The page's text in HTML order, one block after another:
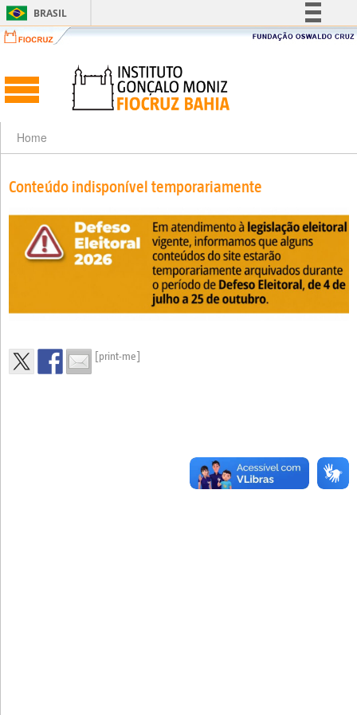
BRASIL
Simplifique!
Acesso à informação
Canais
Home
Conteúdo indisponível temporariamente
[print-me]